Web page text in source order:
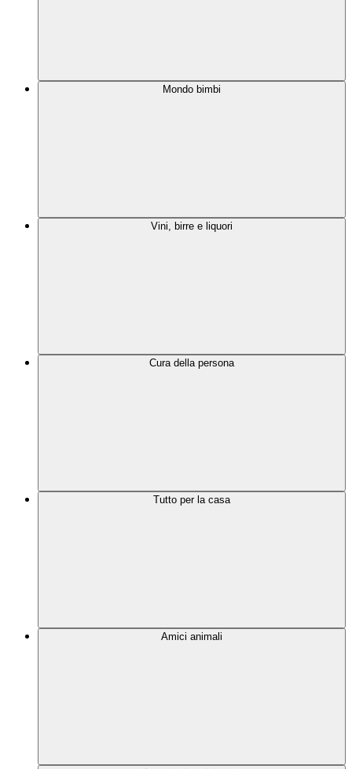
Mondo bimbi
Vini, birre e liquori
Cura della persona
Tutto per la casa
Amici animali